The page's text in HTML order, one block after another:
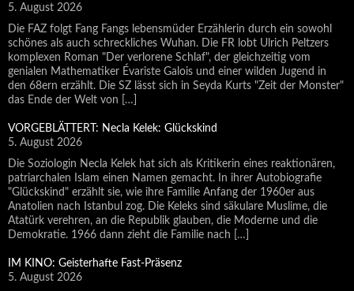
5. August 2026
Die FAZ folgt Fang Fangs lebensmüder Erzählerin durch ein sowohl
schönes als auch schreckliches Wuhan. Die FR lobt Ulrich Peltzers
komplexen Roman "Der verlorene Schlaf", der gleichzeitig vom
genialen Mathematiker Évariste Galois und einer wilden Jugend in
den 68ern erzählt. Die SZ lässt sich in Seyda Kurts "Zeit der Monster"
das Ende der Welt von […]
VORGEBLÄTTERT: Necla Kelek: Glückskind
5. August 2026
Die Soziologin Necla Kelek hat sich als Kritikerin eines reaktionären,
patriarchalen Islam einen Namen gemacht. In ihrer Autobiografie
"Glückskind" erzählt sie, wie ihre Familie Anfang der 1960er aus
Anatolien nach Istanbul zog. Die Keleks sind säkulare Muslime, die
Atatürk verehren, an die Republik glauben, die Moderne und die
Demokratie. 1966 dann zieht die Familie nach […]
IM KINO: Geisterhafte Fast-Präsenz
5. August 2026